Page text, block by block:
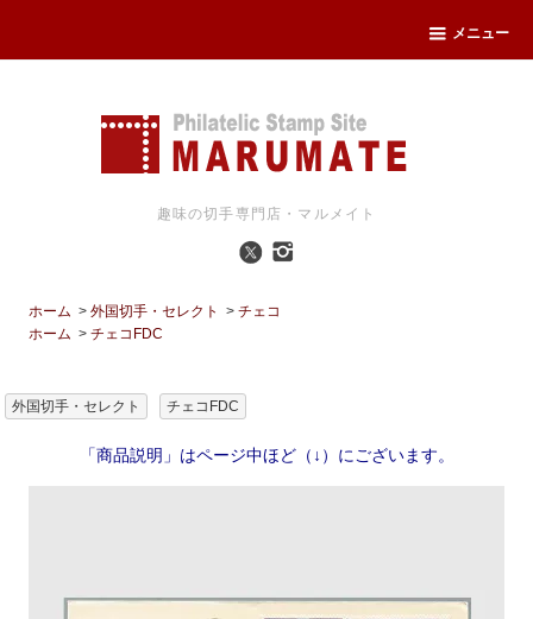
メニュー
趣味の切手専門店・マルメイト
ホーム >外国切手・セレクト >チェコ
ホーム >チェコFDC
外国切手・セレクト チェコFDC
「商品説明」はページ中ほど（↓）にございます。